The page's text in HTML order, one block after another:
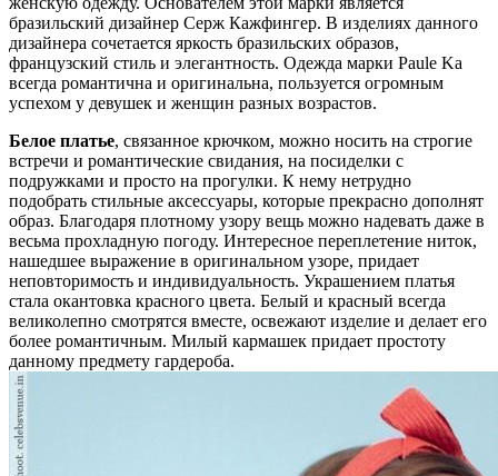
бразильский дизайнер Серж Кажфингер. В изделиях данного
дизайнера сочетается яркость бразильских образов,
французский стиль и элегантность. Одежда марки Paule Ka
всегда романтична и оригинальна, пользуется огромным
успехом у девушек и женщин разных возрастов.
Белое платье, связанное крючком, можно носить на строгие
встречи и романтические свидания, на посиделки с
подружками и просто на прогулки. К нему нетрудно
подобрать стильные аксессуары, которые прекрасно дополнят
образ. Благодаря плотному узору вещь можно надевать даже в
весьма прохладную погоду. Интересное переплетение ниток,
нашедшее выражение в оригинальном узоре, придает
неповторимость и индивидуальность. Украшением платья
стала окантовка красного цвета. Белый и красный всегда
великолепно смотрятся вместе, освежают изделие и делает его
более романтичным. Милый кармашек придает простоту
данному предмету гардероба.